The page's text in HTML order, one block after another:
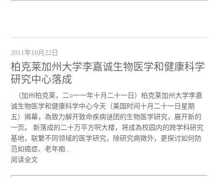
2011年10月22日
柏克莱加州大学李嘉诚生物医学和健康科学
研究中心落成
（加州柏克莱，二○一一年十月二十一日）柏克莱加州大学李嘉
诚生物医学和健康科学中心今天（美国时间十月二十一日星期
五）揭幕，為致力解开致命疾病谜团的生物医学研究，展开新的
一页。 新落成的二十万平方呎大楼，将成為校园内的跨学科研究
基地，联繫不同领域的医学研究，除研究病徵外，更探讨如何防
范如癌症、老年痴...
阅读全文